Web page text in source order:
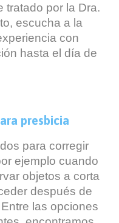
tratado por la Dra.
escucha a la
con
hasta el día de
presbicia
para corregir
ejemplo cuando
objetos a corta
después de
las opciones